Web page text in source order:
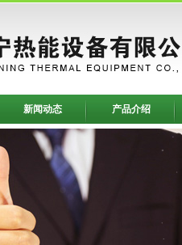
新闻动态 产品介绍